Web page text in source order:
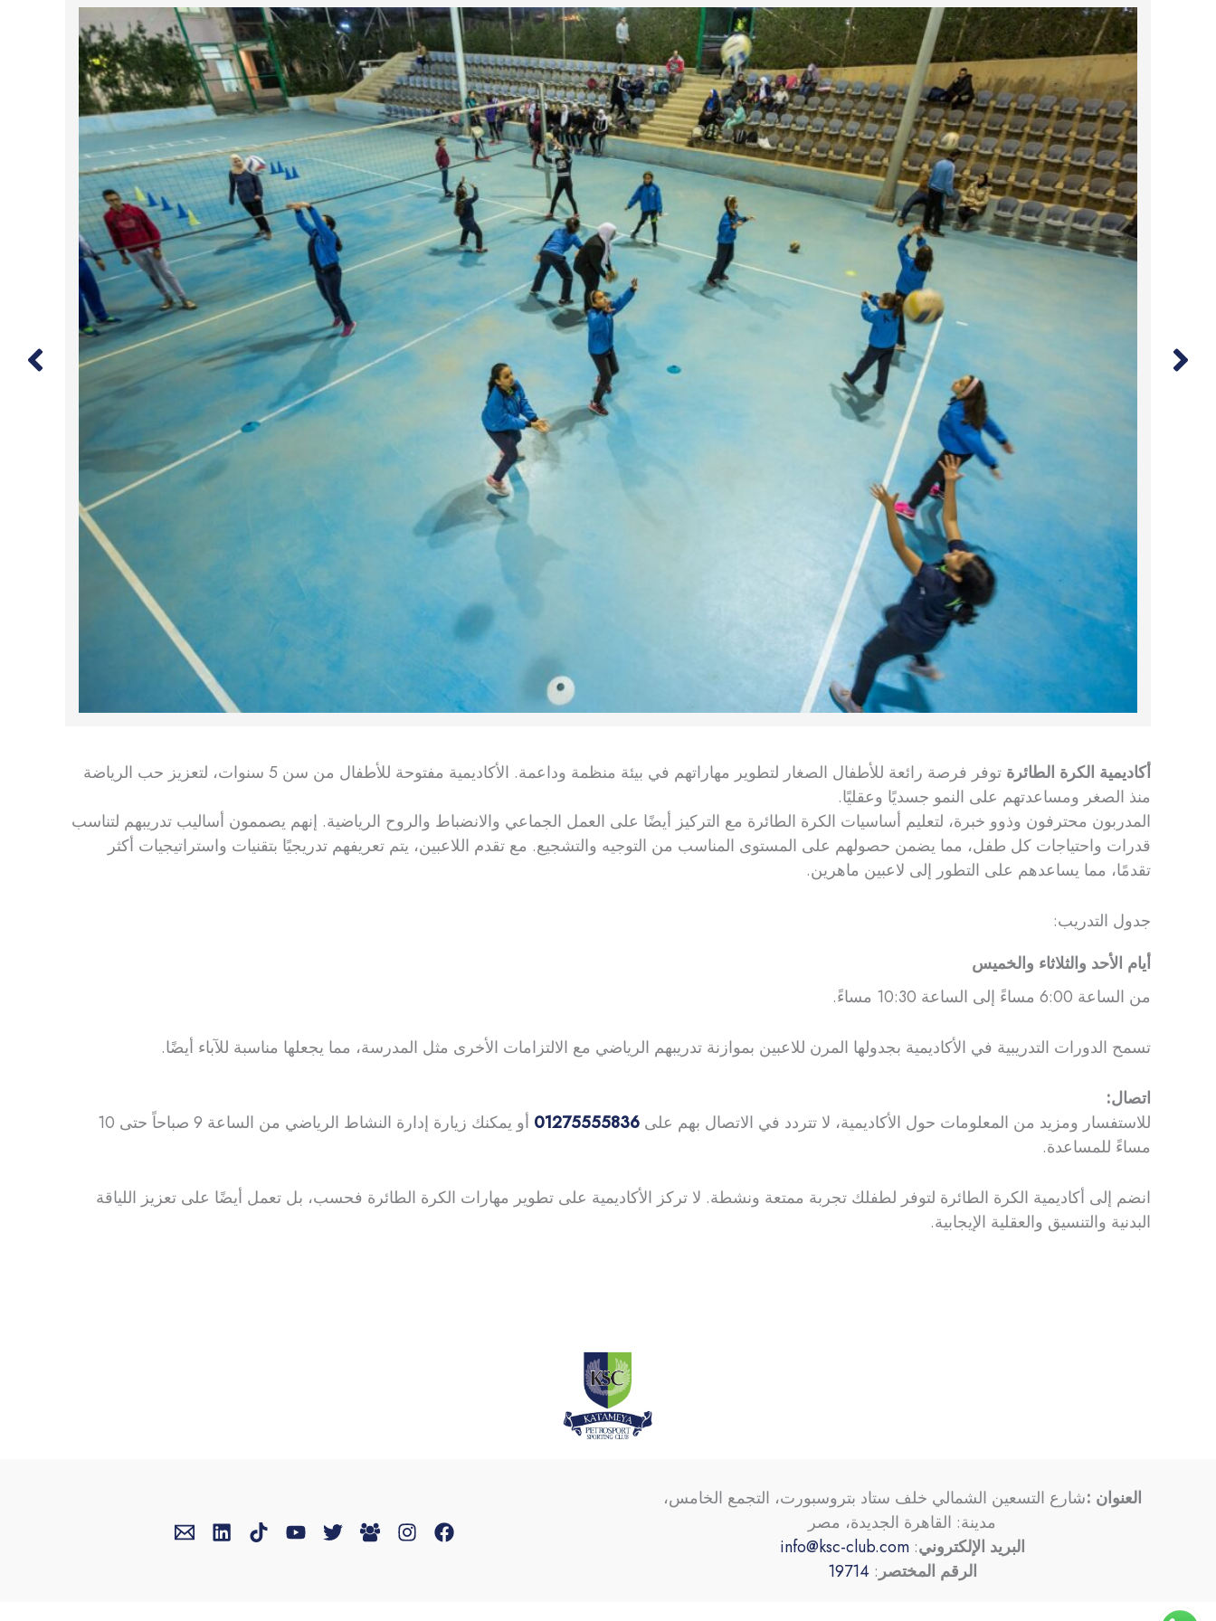
أكاديمية الكرة الطائرة
توفر فرصة رائعة للأطفال الصغار لتطوير مهاراتهم في بيئة منظمة وداعمة. الأكاديمية مفتوحة للأطفال من سن 5 سنوات، لتعزيز حب الرياضة
منذ الصغر ومساعدتهم على النمو جسديًا وعقليًا.
المدربون محترفون وذوو خبرة، لتعليم أساسيات الكرة الطائرة مع التركيز أيضًا على العمل الجماعي والانضباط والروح الرياضية. إنهم يصممون أساليب تدريبهم لتناسب
قدرات واحتياجات كل طفل، مما يضمن حصولهم على المستوى المناسب من التوجيه والتشجيع. مع تقدم اللاعبين، يتم تعريفهم تدريجيًا بتقنيات واستراتيجيات أكثر
تقدمًا، مما يساعدهم على التطور إلى لاعبين ماهرين.
جدول التدريب:
أيام الأحد والثلاثاء والخميس
من الساعة 6:00 مساءً إلى الساعة 10:30 مساءً.
تسمح الدورات التدريبية في الأكاديمية بجدولها المرن للاعبين بموازنة تدريبهم الرياضي مع الالتزامات الأخرى مثل المدرسة، مما يجعلها مناسبة للآباء أيضًا.
اتصال:
للاستفسار ومزيد من المعلومات حول الأكاديمية، لا تتردد في الاتصال بهم على 01275555836
أو يمكنك زيارة إدارة النشاط الرياضي من الساعة 9 صباحاً حتى 10
مساءً للمساعدة.
انضم إلى أكاديمية الكرة الطائرة لتوفر لطفلك تجربة ممتعة ونشطة. لا تركز الأكاديمية على تطوير مهارات الكرة الطائرة فحسب، بل تعمل أيضًا على تعزيز اللياقة
البدنية والتنسيق والعقلية الإيجابية.
العنوان :شارع التسعين الشمالي خلف ستاد بتروسبورت، التجمع الخامس،
مدينة: القاهرة الجديدة، مصر
البريد الإلكتروني:
info@ksc-club.com
الرقم المختصر:
19714